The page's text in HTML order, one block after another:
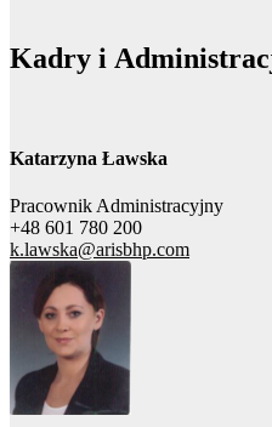
Kadry i
Katarzyna Ławska
Pracownik Administracyjny
+48 601 780 200
k.lawska@arisbhp.com